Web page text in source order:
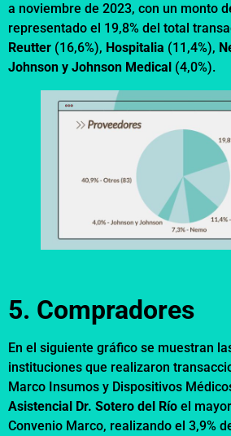
a noviembre de 2023, con un monto
representado el 19,8% del total
Reutter (16,6%), Hospitalia (11,4%),
Johnson y Johnson Medical (4,0%).
5. Compradores
En el siguiente gráfico se muestran
instituciones que realizaron
Marco Insumos y Dispositivos
Asistencial Dr. Sotero del Río el
Convenio Marco, realizando el 3,9%